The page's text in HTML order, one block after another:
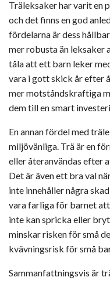
Träleksaker har varit en
och det finns en god
fördelarna är dess
mer robusta än leksaker
tåla att ett barn leker
vara i gott skick år efter
mer motståndskraftiga
dem till en smart
En annan fördel med
miljövänliga. Trä är en
eller återanvändas efter
Det är även ett bra val
inte innehåller några
vara farliga för barnet
inte kan spricka eller
minskar risken för små
kvävningsrisk för små
Sammanfattningsvis är